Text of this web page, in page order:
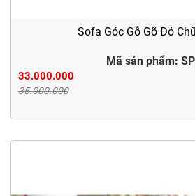
Sofa Góc Gỗ Gõ Đỏ
Mã sản phẩm:
33.000.000
35.000.000